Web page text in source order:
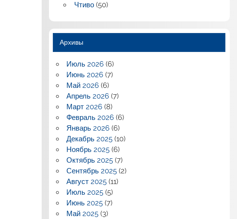
Чтиво(50)
Архивы
Июль 2026 (6)
Июнь 2026 (7)
Май 2026 (6)
Апрель 2026 (7)
Март 2026 (8)
Февраль 2026 (6)
Январь 2026 (6)
Декабрь 2025 (10)
Ноябрь 2025 (6)
Октябрь 2025 (7)
Сентябрь 2025 (2)
Август 2025 (11)
Июль 2025 (5)
Июнь 2025 (7)
Май 2025 (3)